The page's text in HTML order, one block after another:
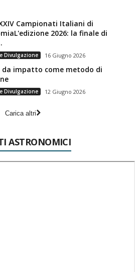
Campionati Italiani di
2026: la finale di
Divulgazione 16 Giugno 2026
da impatto come metodo di
Divulgazione 12 Giugno 2026
Carica altri
ASTRONOMICI